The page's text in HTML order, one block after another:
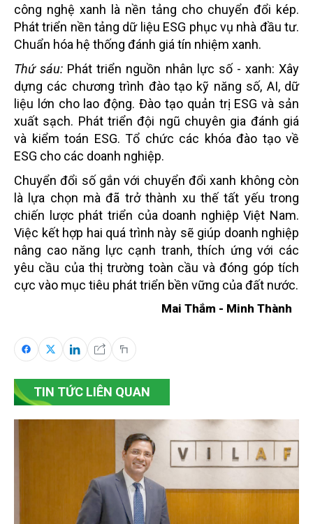
công nghệ xanh là nền tảng cho chuyển đổi kép.
Phát triển nền tảng dữ liệu ESG phục vụ nhà đầu tư.
Chuẩn hóa hệ thống đánh giá tín nhiệm xanh.
Thứ sáu: Phát triển nguồn nhân lực số - xanh: Xây
dựng các chương trình đào tạo kỹ năng số, AI, dữ
liệu lớn cho lao động. Đào tạo quản trị ESG và sản
xuất sạch. Phát triển đội ngũ chuyên gia đánh giá
và kiểm toán ESG. Tổ chức các khóa đào tạo về
ESG cho các doanh nghiệp.
Chuyển đổi số gắn với chuyển đổi xanh không còn
là lựa chọn mà đã trở thành xu thế tất yếu trong
chiến lược phát triển của doanh nghiệp Việt Nam.
Việc kết hợp hai quá trình này sẽ giúp doanh nghiệp
nâng cao năng lực cạnh tranh, thích ứng với các
yêu cầu của thị trường toàn cầu và đóng góp tích
cực vào mục tiêu phát triển bền vững của đất nước.
Mai Thắm - Minh Thành
TIN TỨC LIÊN QUAN